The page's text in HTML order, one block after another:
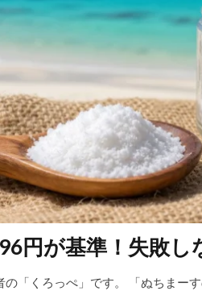
円が基準！失敗し
「くろっぺ」です。 「ぬちまー